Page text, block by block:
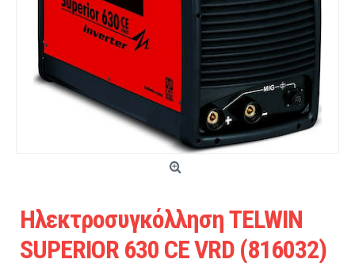
Ηλεκτροσυγκόλληση TELWIN
SUPERIOR 630 CE VRD (816032)